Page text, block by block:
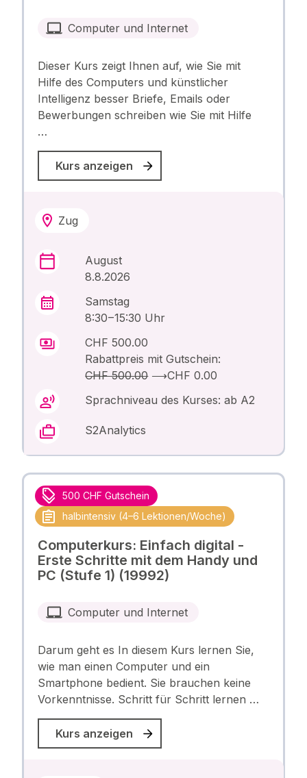
Computer und Internet
Dieser Kurs zeigt Ihnen auf, wie Sie mit
Hilfe des Computers und künstlicher
Intelligenz besser Briefe, Emails oder
Bewerbungen schreiben wie Sie mit Hilfe
…
Kurs anzeigen
Zug
August
8.8.2026
Samstag
8:30 – 15:30 Uhr
CHF 500.00
Rabattpreis mit Gutschein:
CHF 500.00⟶CHF 0.00
Sprachniveau des Kurses: ab A2
S2Analytics
500 CHF Gutschein
halbintensiv (4–6 Lektionen/Woche)
Computerkurs: Einfach digital -
Erste Schritte mit dem Handy und
PC (Stufe 1) (19992)
Computer und Internet
Darum geht es In diesem Kurs lernen Sie,
wie man einen Computer und ein
Smartphone bedient. Sie brauchen keine
Vorkenntnisse. Schritt für Schritt lernen …
Kurs anzeigen